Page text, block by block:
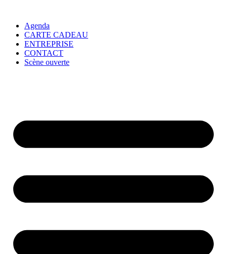
Agenda
CARTE CADEAU
ENTREPRISE
CONTACT
Scène ouverte